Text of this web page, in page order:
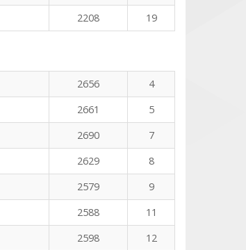
2208 19
2656
4
2661
5
2690
7
2629
8
2579
9
2588
11
2598
12